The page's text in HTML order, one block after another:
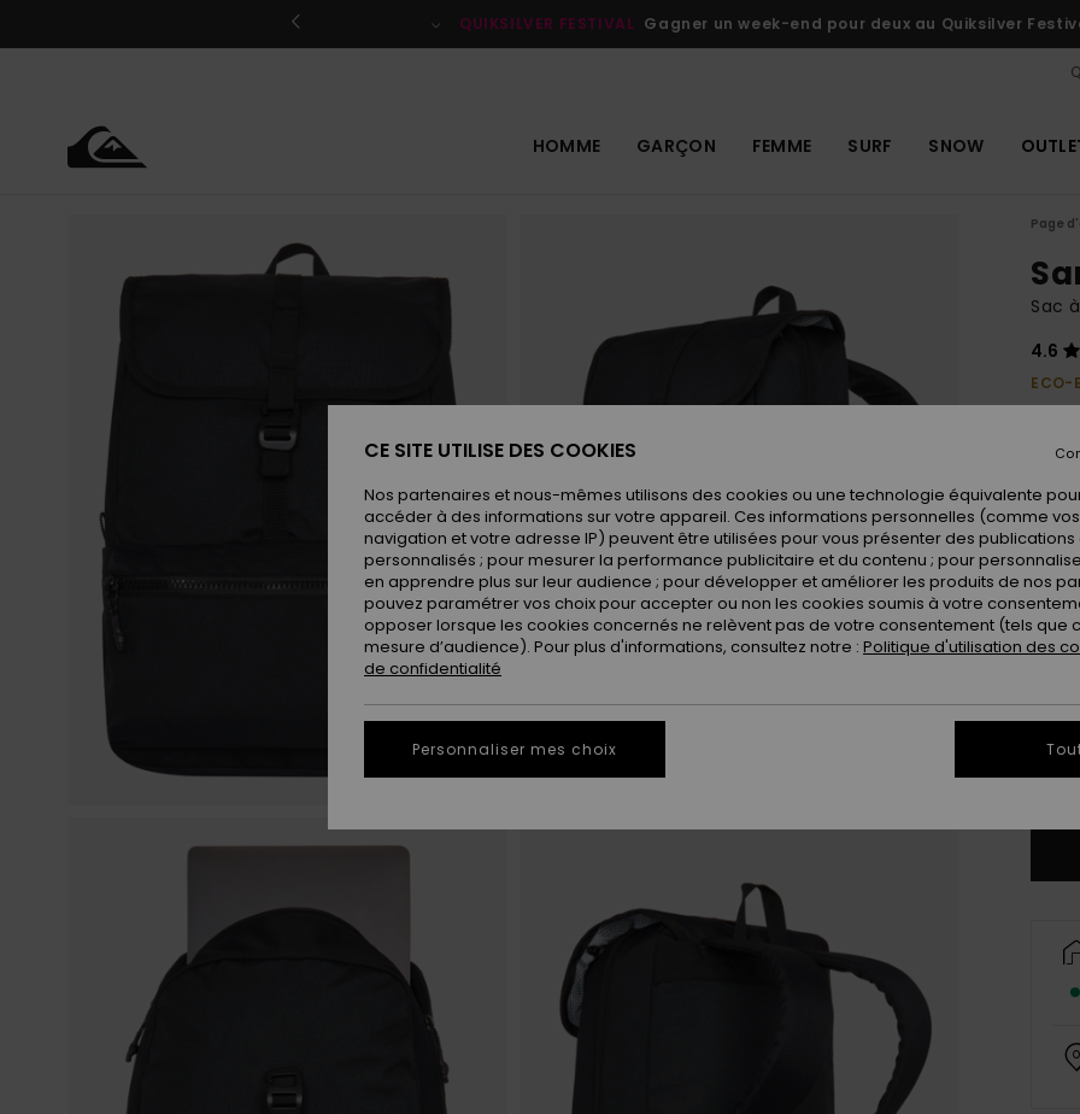
le
QUIKSILVER FESTIVAL Gagner un week-end pour deux au Quiksilver
HOMME GARÇON FEMME SURF SNOW
Page
Sac
4.6
ECO-
CE SITE UTILISE DES COOKIES
Nos partenaires et nous-mêmes utilisons des cookies ou une technologie équivalente
accéder à des informations sur votre appareil. Ces informations personnelles (comme
navigation et votre adresse IP) peuvent être utilisées pour vous présenter des publications
personnalisés ; pour mesurer la performance publicitaire et du contenu ; pour
en apprendre plus sur leur audience ; pour développer et améliorer les produits de nos
pouvez paramétrer vos choix pour accepter ou non les cookies soumis à votre
opposer lorsque les cookies concernés ne relèvent pas de votre consentement (tels que
mesure d’audience). Pour plus d'informations, consultez notre : Politique d'utilisation des
de confidentialité
Personnaliser mes choix